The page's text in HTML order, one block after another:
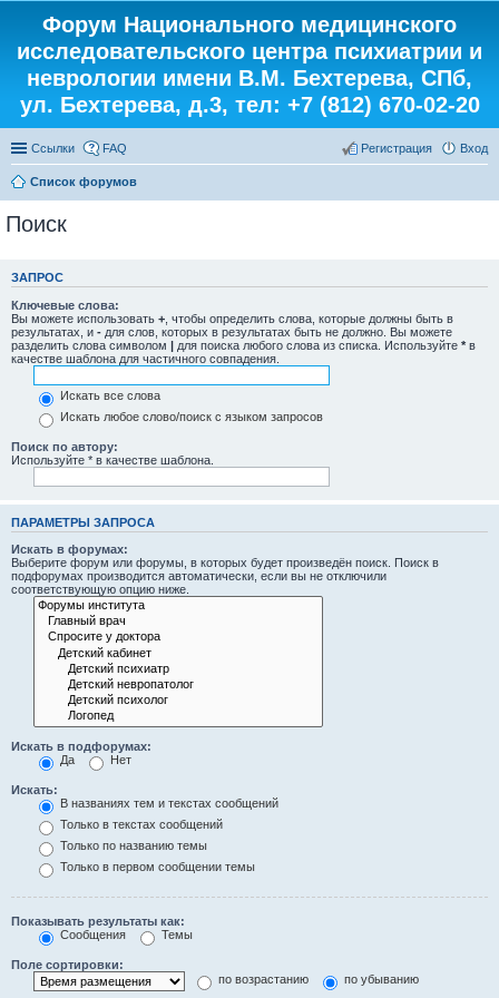
Форум Национального медицинского
исследовательского центра психиатрии и
неврологии имени В.М. Бехтерева, СПб,
ул. Бехтерева, д.3, тел: +7 (812) 670-02-20
Ссылки FAQ Вход
Регистрация
Список форумов
Поиск
ЗАПРОС
Ключевые слова:
Вы можете использовать + , чтобы определить слова, которые должны быть в
результатах, и - для слов, которых в результатах быть не должно. Вы можете
разделить слова символом | для поиска любого слова из списка. Используйте * в
качестве шаблона для частичного совпадения.
Искать все слова
Искать любое слово/поиск с языком запросов
Поиск по автору:
Используйте * в качестве шаблона.
ПАРАМЕТРЫ ЗАПРОСА
Искать в форумах:
Выберите форум или форумы, в которых будет произведён поиск. Поиск в
подфорумах производится автоматически, если вы не отключили
соответствующую опцию ниже.
Искать в подфорумах:
Да
Нет
Искать:
В названиях тем и текстах сообщений
Только в текстах сообщений
Только по названию темы
Только в первом сообщении темы
Показывать результаты как:
Сообщения
Темы
Поле сортировки:
по возрастанию
по убыванию